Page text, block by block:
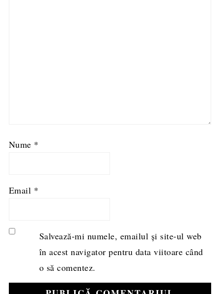
Nume *
Email *
Salvează-mi numele, emailul și site-ul web
în acest navigator pentru data viitoare când
o să comentez.